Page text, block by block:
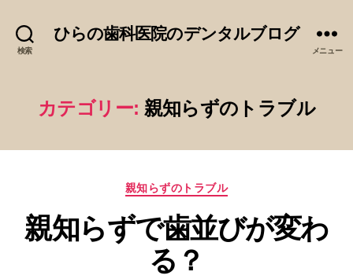
検索
ひらの歯科医院のデンタルブログ
メニュー
カテゴリー: 親知らずのトラブル
カ
ゴ
リ
ー
親知らずのトラブル
親知らずで歯並びが変わ
る？